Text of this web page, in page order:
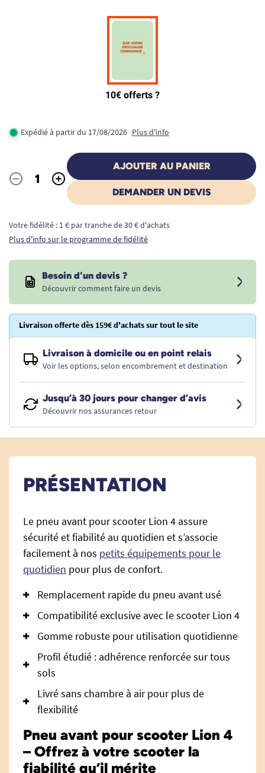
Expédié à partir du 17/08/2026 Plus d'info
Quantité
- +
AJOUTER AU PANIER
DEMANDER UN DEVIS
Votre fidélité : 1 € par tranche de 30 € d'achats
Plus d'info sur le programme de fidélité
Besoin d'un devis ?
Découvrir comment faire un devis
Livraison offerte dès 159€ d'achats sur tout le site
Livraison à domicile ou en point relais
Voir les options, selon encombrement et destination
Jusqu’à 30 jours pour changer d’avis
Découvrir nos assurances retour
PRÉSENTATION
Le pneu avant pour scooter Lion 4 assure
sécurité et fiabilité au quotidien et s’associe
facilement à nos petits équipements pour le
quotidien pour plus de confort.
Remplacement rapide du pneu avant usé
Compatibilité exclusive avec le scooter Lion 4
Gomme robuste pour utilisation quotidienne
Profil étudié : adhérence renforcée sur tous
sols
Livré sans chambre à air pour plus de
flexibilité
Pneu avant pour scooter Lion 4
– Offrez à votre scooter la
fiabilité qu’il mérite